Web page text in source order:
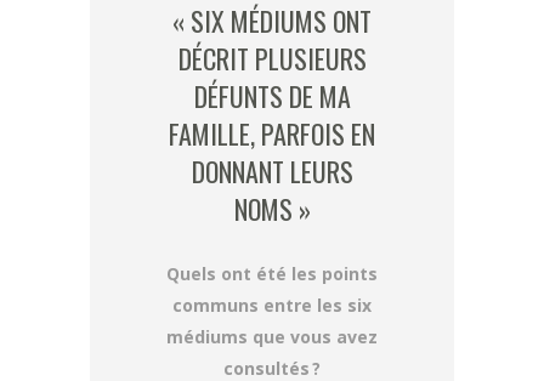
« SIX MÉDIUMS ONT
DÉCRIT PLUSIEURS
DÉFUNTS DE MA
FAMILLE, PARFOIS EN
DONNANT LEURS
NOMS »
Quels ont été les points
communs entre les six
médiums que vous avez
consultés ?